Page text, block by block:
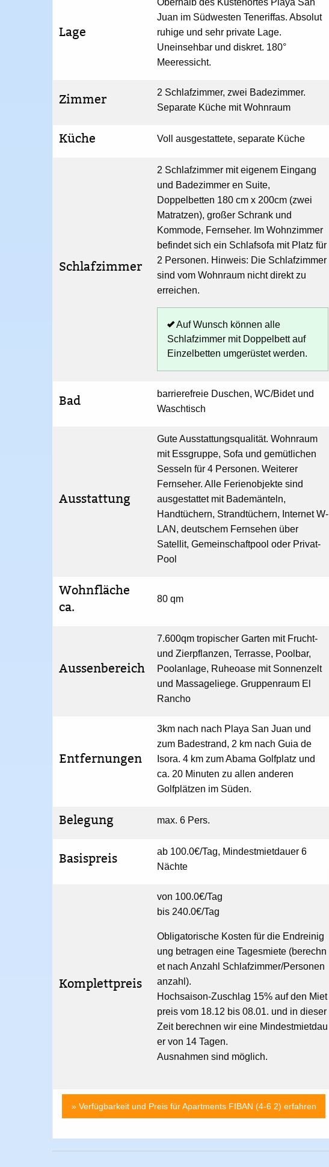
Lage
Juan im Südwesten Teneriffas. Absolut
ruhige und sehr private Lage.
Uneinsehbar und diskret. 180°
Meeressicht.
Zimmer
2 Schlafzimmer, zwei Badezimmer.
Separate Küche mit Wohnraum
Küche Voll ausgestattete, separate Küche
Schlafzimmer
2 Schlafzimmer mit eigenem Eingang
und Badezimmer en Suite,
Doppelbetten 180 cm x 200cm (zwei
Matratzen), großer Schrank und
Kommode, Fernseher. Im Wohnzimmer
befindet sich ein Schlafsofa mit Platz für
2 Personen. Hinweis: Die Schlafzimmer
sind vom Wohnraum nicht direkt zu
erreichen.
Auf Wunsch können alle
Schlafzimmer mit Doppelbett auf
Einzelbetten umgerüstet werden.
Bad
barrierefreie Duschen, WC/Bidet und
Waschtisch
Ausstattung
Gute Ausstattungsqualität. Wohnraum
mit Essgruppe, Sofa und gemütlichen
Sesseln für 4 Personen. Weiterer
Fernseher. Alle Ferienobjekte sind
ausgestattet mit Bademänteln,
Handtüchern, Strandtüchern, Internet W-
LAN, deutschem Fernsehen über
Satellit, Gemeinschaftpool oder Privat-
Pool
Wohnfläche
ca.
80 qm
Aussenbereich
7.600qm tropischer Garten mit Frucht-
und Zierpflanzen, Terrasse, Poolbar,
Poolanlage, Ruheoase mit Sonnenzelt
und Massageliege. Gruppenraum El
Rancho
Entfernungen
3km nach nach Playa San Juan und
zum Badestrand, 2 km nach Guia de
Isora. 4 km zum Abama Golfplatz und
ca. 20 Minuten zu allen anderen
Golfplätzen im Süden.
Belegung max. 6 Pers.
Basispreis
ab 100.0€/Tag, Mindestmietdauer 6
Nächte
Komplettpreis
von 100.0€/Tag
bis 240.0€/Tag
Obligatorische Kosten für die Endreinig
ung betragen eine Tagesmiete (berechn
et nach Anzahl Schlafzimmer/Personen
anzahl).
Hochsaison-Zuschlag 15% auf den Miet
preis vom 18.12 bis 08.01. und in dieser
Zeit berechnen wir eine Mindestmietdau
er von 14 Tagen.
Ausnahmen sind möglich.
» Verfügbarkeit und Preis für Apartments FIBAN (4-6 2) erfahren